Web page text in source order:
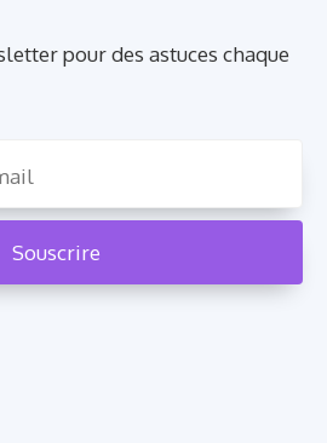
pour des astuces chaque